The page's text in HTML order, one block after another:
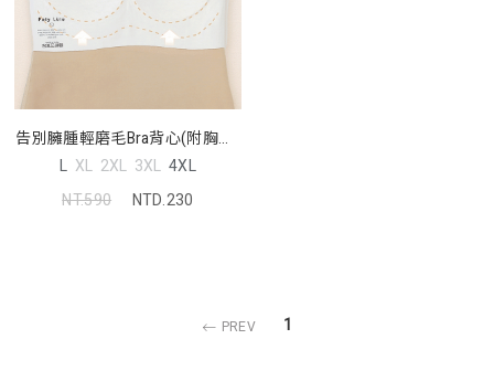
告別臃腫輕磨毛Bra背心(附胸墊)
Pobra
L XL 2XL 3XL 4XL
NT.590
NTD.230
PREV 1